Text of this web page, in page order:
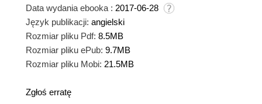
Data wydania ebooka : 2017-06-28
Język publikacji: angielski
Rozmiar pliku Pdf: 8.5MB
Rozmiar pliku ePub: 9.7MB
Rozmiar pliku Mobi: 21.5MB
Zgłoś erratę